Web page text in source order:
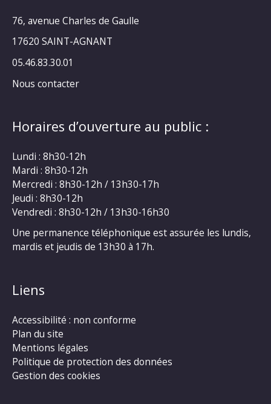
76, avenue Charles de Gaulle
17620 SAINT-AGNANT
05.46.83.30.01
Nous contacter
Horaires d’ouverture au public :
Lundi : 8h30-12h
Mardi : 8h30-12h
Mercredi : 8h30-12h / 13h30-17h
Jeudi : 8h30-12h
Vendredi : 8h30-12h / 13h30-16h30
Une permanence téléphonique est assurée les lundis,
mardis et jeudis de 13h30 à 17h.
Liens
Accessibilité : non conforme
Plan du site
Mentions légales
Politique de protection des données
Gestion des cookies